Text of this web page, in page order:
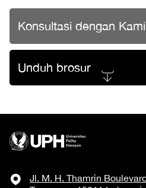
Konsultasi dengan Kami
Unduh brosur
Jl. M. H. Thamrin